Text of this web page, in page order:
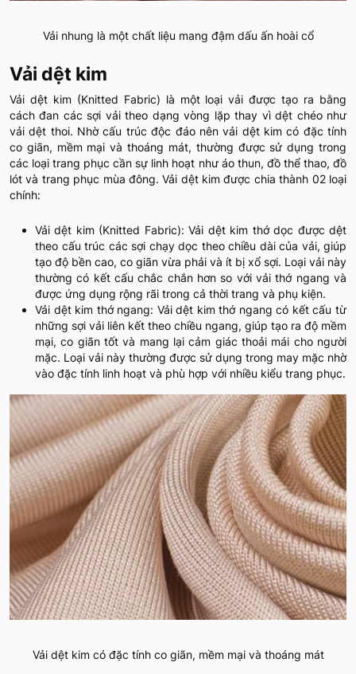
Vải nhung là một chất liệu mang đậm dấu ấn hoài cổ
Vải dệt kim
Vải dệt kim (Knitted Fabric) là một loại vải được tạo ra bằng
cách đan các sợi vải theo dạng vòng lặp thay vì dệt chéo như
vải dệt thoi. Nhờ cấu trúc độc đáo nên vải dệt kim có đặc tính
co giãn, mềm mại và thoáng mát, thường được sử dụng trong
các loại trang phục cần sự linh hoạt như áo thun, đồ thể thao, đồ
lót và trang phục mùa đông. Vải dệt kim được chia thành 02 loại
chính:
Vải dệt kim (Knitted Fabric): Vải dệt kim thớ dọc được dệt
theo cấu trúc các sợi chạy dọc theo chiều dài của vải, giúp
tạo độ bền cao, co giãn vừa phải và ít bị xổ sợi. Loại vải này
thường có kết cấu chắc chắn hơn so với vải thớ ngang và
được ứng dụng rộng rãi trong cả thời trang và phụ kiện.
Vải dệt kim thớ ngang: Vải dệt kim thớ ngang có kết cấu từ
những sợi vải liên kết theo chiều ngang, giúp tạo ra độ mềm
mại, co giãn tốt và mang lại cảm giác thoải mái cho người
mặc. Loại vải này thường được sử dụng trong may mặc nhờ
vào đặc tính linh hoạt và phù hợp với nhiều kiểu trang phục.
Vải dệt kim có đặc tính co giãn, mềm mại và thoáng mát